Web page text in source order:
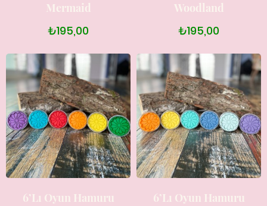
Mermaid
₺195,00
Woodland
₺195,00
6’lı Oyun Hamuru
6’lı Oyun Hamuru